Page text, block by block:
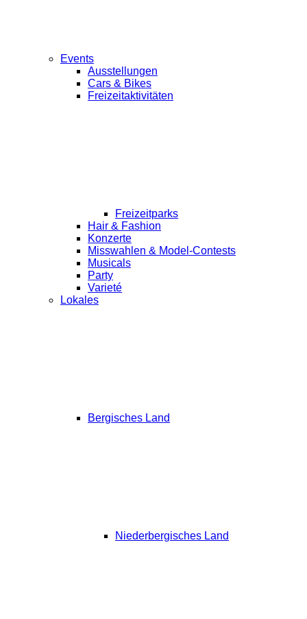
Events
Ausstellungen
Cars & Bikes
Freizeitaktivitäten
Freizeitparks
Hair & Fashion
Konzerte
Misswahlen & Model-Contests
Musicals
Party
Varieté
Lokales
Bergisches Land
Niederbergisches Land